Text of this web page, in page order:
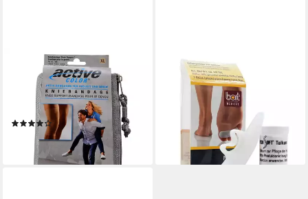
BORT GMBH
Kniebandage BORT
ActiveColor Kniebandage XL
haut, 1 Stück
(1)
17,99 €
lieferbar - in 4-5 Werktagen bei dir
BORT GMBH
Zehenschutzpolster BORT
PediSoft Zehenpolster links, 1
lieferbar - in 4-5 Werktagen bei dir